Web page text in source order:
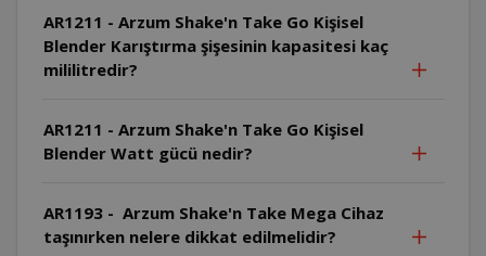
AR1211 - Arzum Shake'n Take Go Kişisel
Blender Karıştırma şişesinin kapasitesi kaç
mililitredir?
AR1211 - Arzum Shake'n Take Go Kişisel
Blender Watt gücü nedir?
AR1193 - Arzum Shake'n Take Mega Cihaz
taşınırken nelere dikkat edilmelidir?